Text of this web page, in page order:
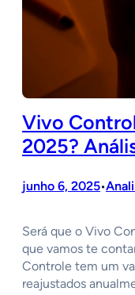
Vivo
2025?
junho 6, 2025•
Será que o Vivo
que vamos te
Controle tem um
reajustados